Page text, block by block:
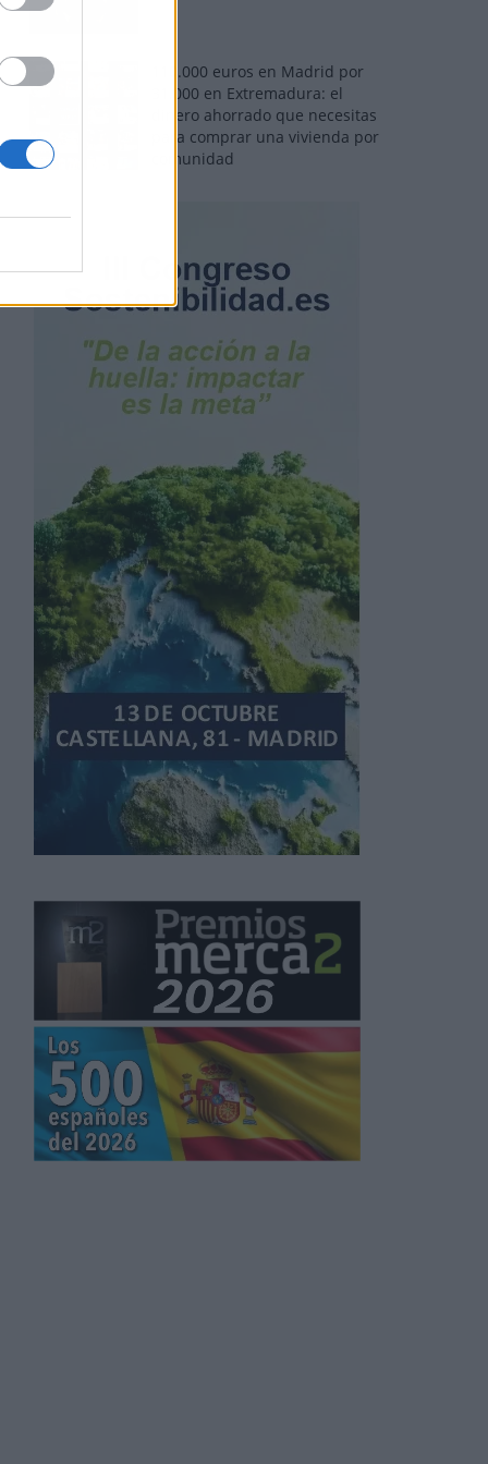
110.000 euros en Madrid por
31.000 en Extremadura: el
dinero ahorrado que necesitas
para comprar una vivienda por
comunidad